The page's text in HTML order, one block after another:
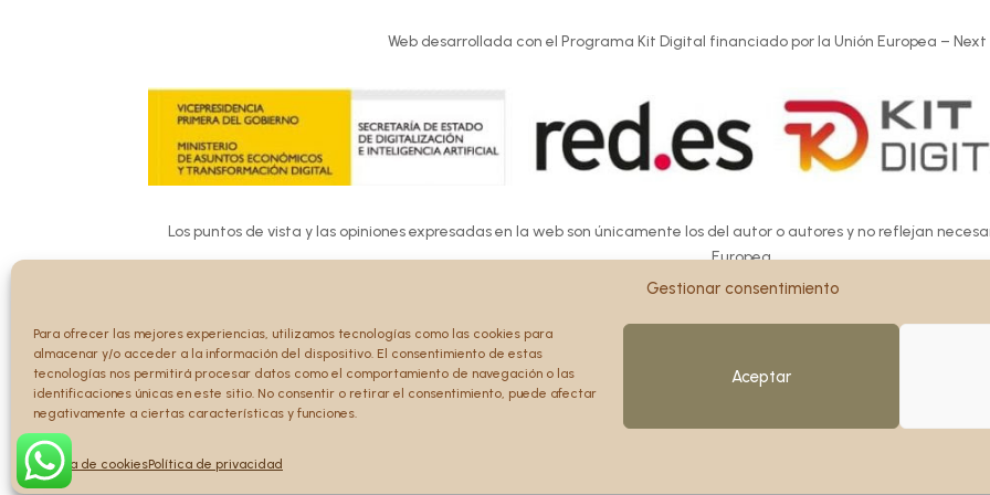
Gestionar consentimiento
Para ofrecer las mejores experiencias, utilizamos tecnologías como las cookies para
almacenar y/o acceder a la información del dispositivo. El consentimiento de estas
tecnologías nos permitirá procesar datos como el comportamiento de navegación o las
identificaciones únicas en este sitio. No consentir o retirar el consentimiento, puede afectar
negativamente a ciertas características y funciones.
Aceptar
Política de cookiesPolítica de privacidad
Web desarrollada con el Programa Kit Digital financiado por la Unión Europea – Next
Los puntos de vista y las opiniones expresadas en la web son únicamente los del autor o autores y no reflejan
Europea.
Ni la Unión Europea ni la Comisión Europea pueden ser consideradas responsables